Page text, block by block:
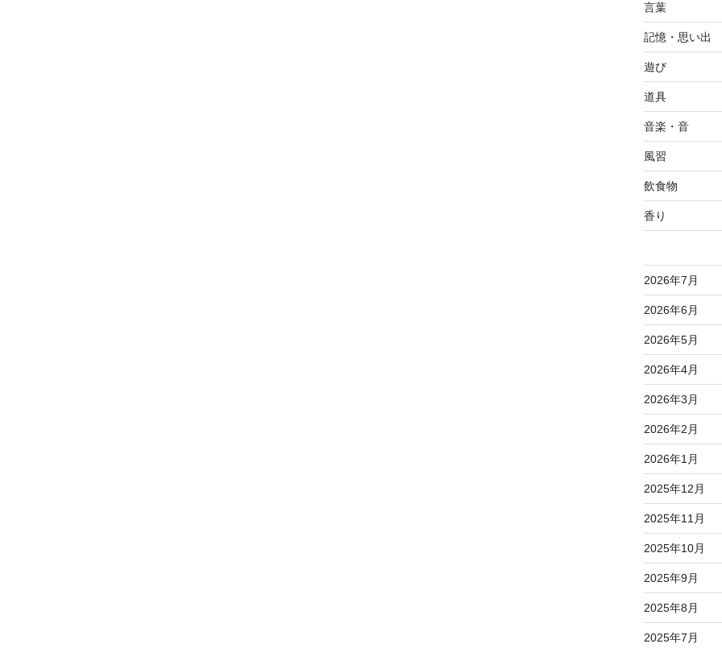
言葉
記憶・思い出
遊び
道具
音楽・音
風習
飲食物
香り
2026年7月
2026年6月
2026年5月
2026年4月
2026年3月
2026年2月
2026年1月
2025年12月
2025年11月
2025年10月
2025年9月
2025年8月
2025年7月